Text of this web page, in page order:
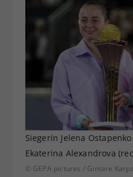
Siegerin Jelena
Ekaterina Alexandrova
© GEPA pictures / Gintare